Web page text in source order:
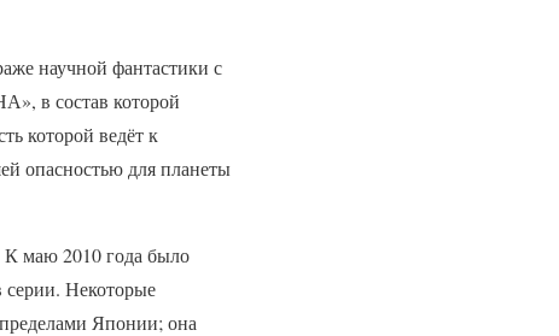
научной фантастики с
в состав которой
которой ведёт к
опасностью для планеты
К маю 2010 года было
серии. Некоторые
Японии; она